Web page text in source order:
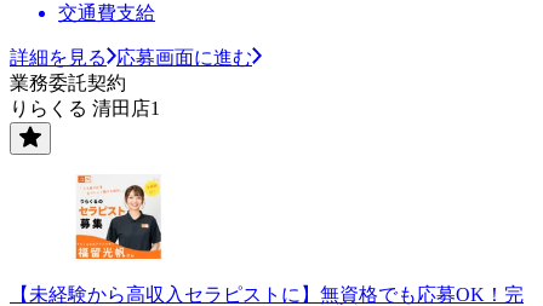
交通費支給
詳細を見る
応募画面に進む
業務委託契約
りらくる 清田店1
【未経験から高収入セラピストに】無資格でも応募OK！完